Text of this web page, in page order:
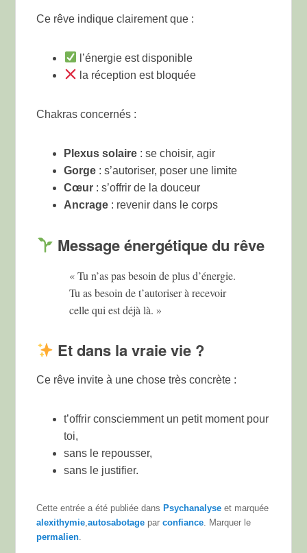
Ce rêve indique clairement que :
l’énergie est disponible
la réception est bloquée
Chakras concernés :
Plexus solaire : se choisir, agir
Gorge : s’autoriser, poser une limite
Cœur : s’offrir de la douceur
Ancrage : revenir dans le corps
Message énergétique du rêve
« Tu n’as pas besoin de plus d’énergie.
Tu as besoin de t’autoriser à recevoir
celle qui est déjà là. »
Et dans la vraie vie ?
Ce rêve invite à une chose très concrète :
t’offrir consciemment un petit moment pour
toi,
sans le repousser,
sans le justifier.
Cette entrée a été publiée dans Psychanalyse et marquée
alexithymie,autosabotage parconfiance. Marquer le
permalien.